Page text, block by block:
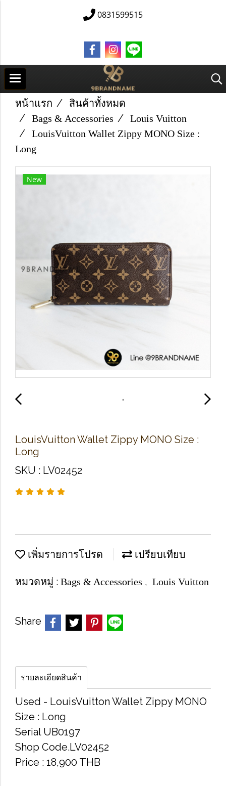
0831599515
หน้าแรก
สินค้าทั้งหมด
Bags & Accessories
Louis Vuitton
Louis​Vuitton​ Wallet​ Zippy​ MONO Size​ :
Long
New
Louis​Vuitton​ Wallet​ Zippy​ MONO Size​ :
Long
SKU : LV02452
เพิ่มรายการโปรด เปรียบเทียบ
หมวดหมู่ : Bags & Accessories , Louis Vuitton
Share
รายละเอียดสินค้า
Used -​ Louis​Vuitton​ Wallet​ Zippy​ MONO
Size​ : Long
Serial​ UB0197
Shop Code.LV02452
Price​ : 18,900​ THB